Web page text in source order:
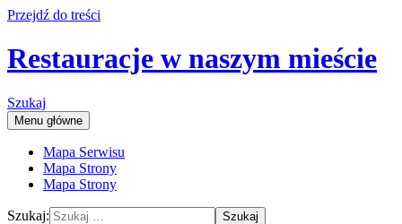
Przejdź do treści
Restauracje w naszym mieście
Szukaj
Menu główne
Mapa Serwisu
Mapa Strony
Mapa Strony
Szukaj: